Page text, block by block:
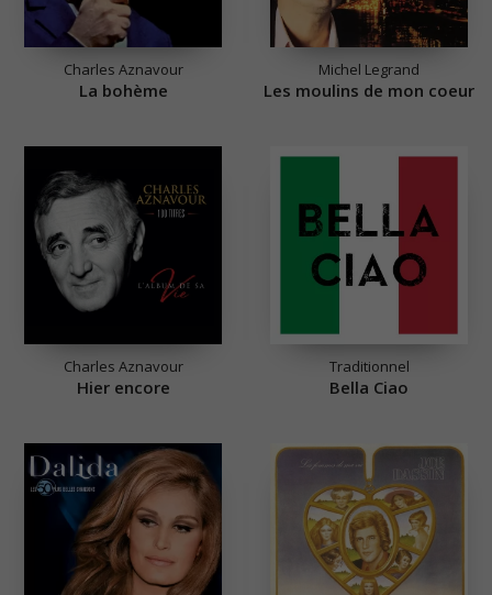
Charles Aznavour
La bohème
Michel Legrand
Les moulins de mon coeur
Charles Aznavour
Hier encore
Traditionnel
Bella Ciao